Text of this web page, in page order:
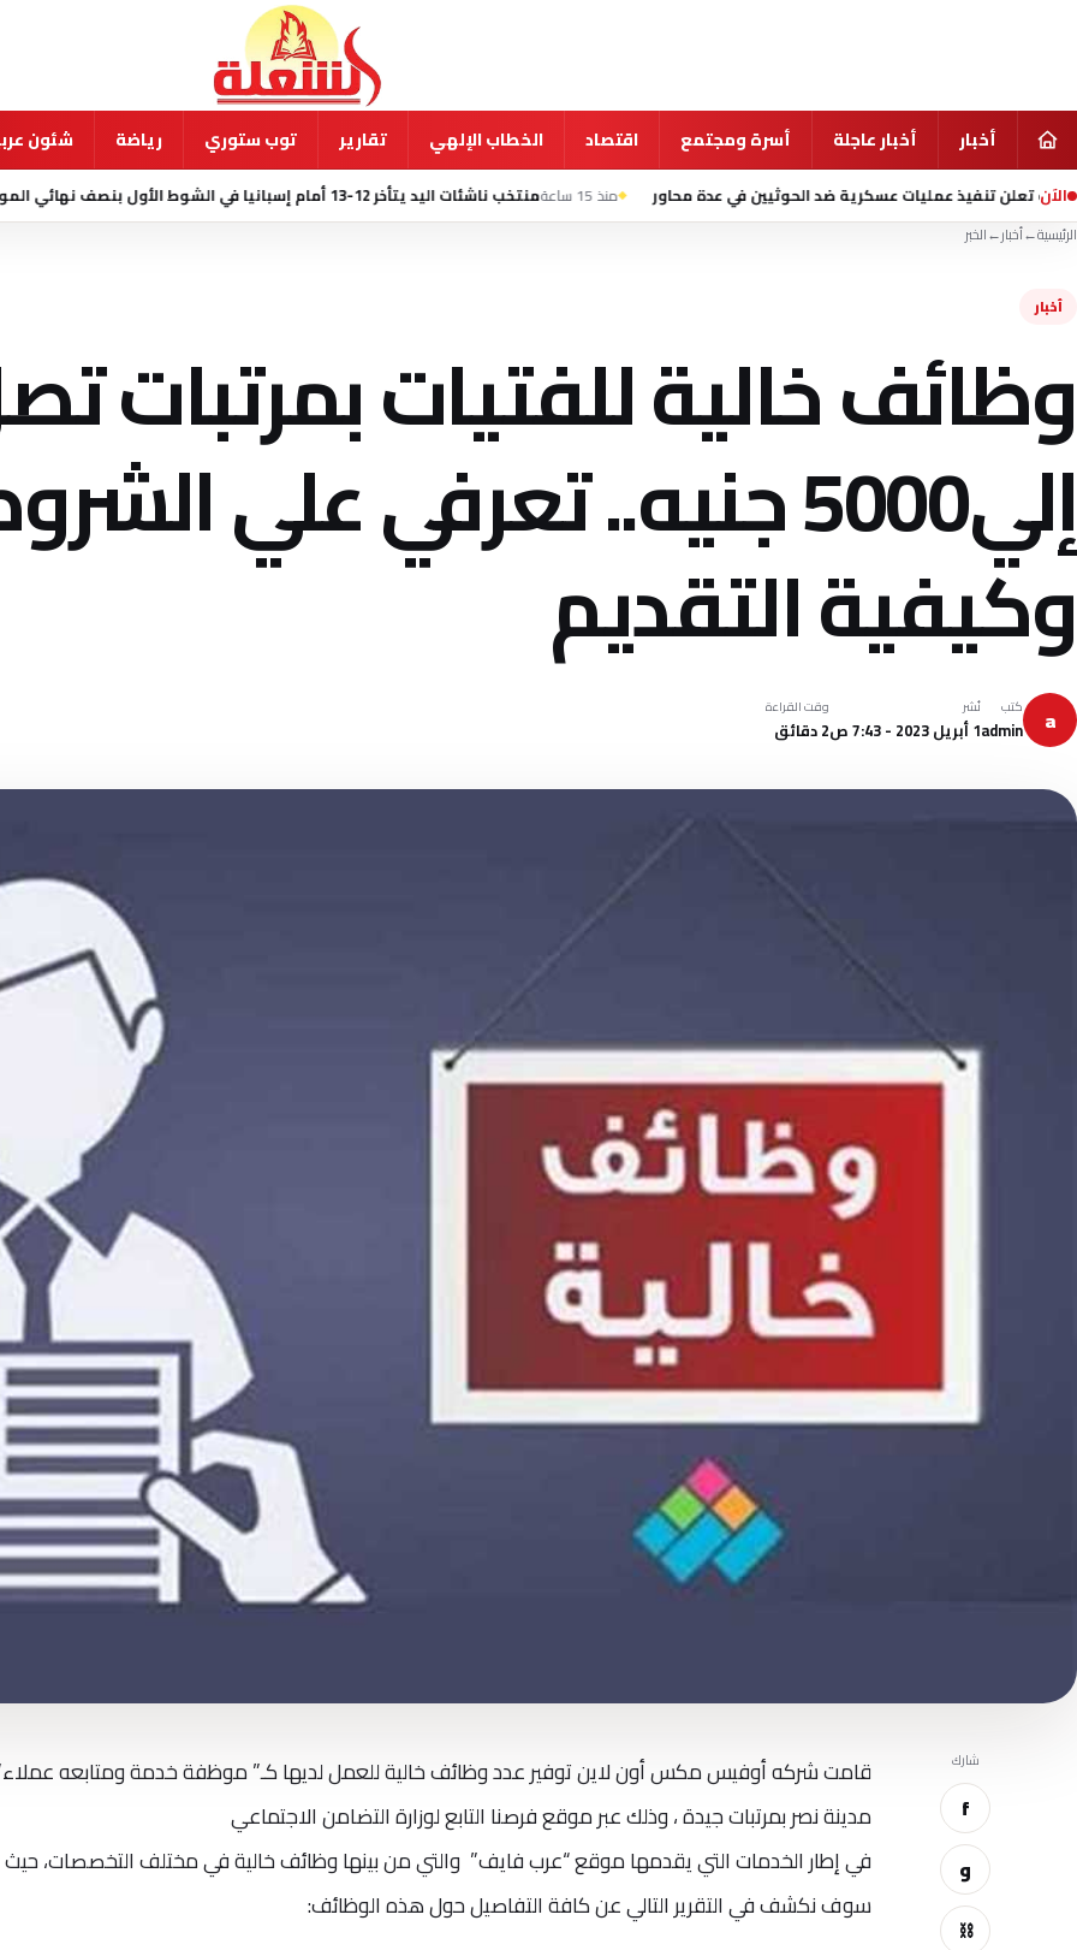
أخبار أخبار عاجلة أسرة ومجتمع اقتصاد الخطاب الإلهي تقارير توب ستوري رياضة شئون
الآنعمليات عسكرية ضد الحوثيين في عدة محاور منذ 15 ساعة منتخب ناشئات اليد يتأخر 12-13 أمام إسبانيا في الشوط الأول بنصف نهائي المونديال منذ 23 ساعة
الرئيسية←أخبار←الخبر
أخبار
وظائف خالية للفتيات بمرتبات
إلي5000 جنيه.. تعرفي علي
وكيفية التقديم
a كتب
admin
نُشر
1 أبريل 2023 - 7:43 ص
وقت القراءة
2 دقائق
شارك
f
و
⛓
قامت شركه أوفيس مكس أون لاين توفير عدد وظائف خالية للعمل لديها كـ” موظفة خدمة ومتابعه
مدينة نصر بمرتبات جيدة ، وذلك عبر موقع فرصنا التابع لوزارة التضامن الاجتماعي
في إطار الخدمات التي يقدمها موقع “عرب فايف” والتي من بينها وظائف خالية في مختلف التخصصات، حيث
سوف نكشف في التقرير التالي عن كافة التفاصيل حول هذه الوظائف: